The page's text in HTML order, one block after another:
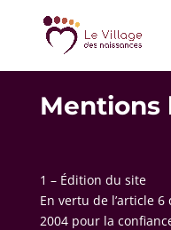
Mentions
1 – Édition du site
En vertu de l’article
2004 pour la